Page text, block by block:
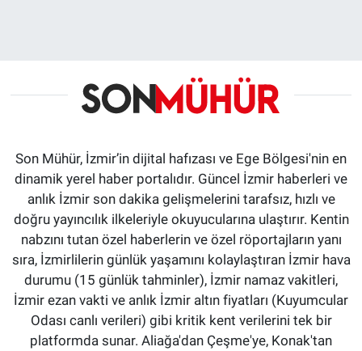
Son Mühür, İzmir’in dijital hafızası ve Ege Bölgesi'nin en
dinamik yerel haber portalıdır. Güncel İzmir haberleri ve
anlık İzmir son dakika gelişmelerini tarafsız, hızlı ve
doğru yayıncılık ilkeleriyle okuyucularına ulaştırır. Kentin
nabzını tutan özel haberlerin ve özel röportajların yanı
sıra, İzmirlilerin günlük yaşamını kolaylaştıran İzmir hava
durumu (15 günlük tahminler), İzmir namaz vakitleri,
İzmir ezan vakti ve anlık İzmir altın fiyatları (Kuyumcular
Odası canlı verileri) gibi kritik kent verilerini tek bir
platformda sunar. Aliağa'dan Çeşme'ye, Konak'tan